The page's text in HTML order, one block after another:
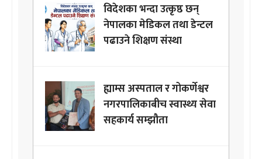
विदेशका भन्दा उत्कृष्ठ छन्
नेपालका मेडिकल तथा डेन्टल
पढाउने शिक्षण संस्था
ह्याम्स अस्पताल र गोकर्णेश्वर
नगरपालिकाबीच स्वास्थ्य सेवा
सहकार्य सम्झौता